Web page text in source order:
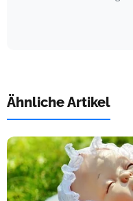
Ähnliche Artikel